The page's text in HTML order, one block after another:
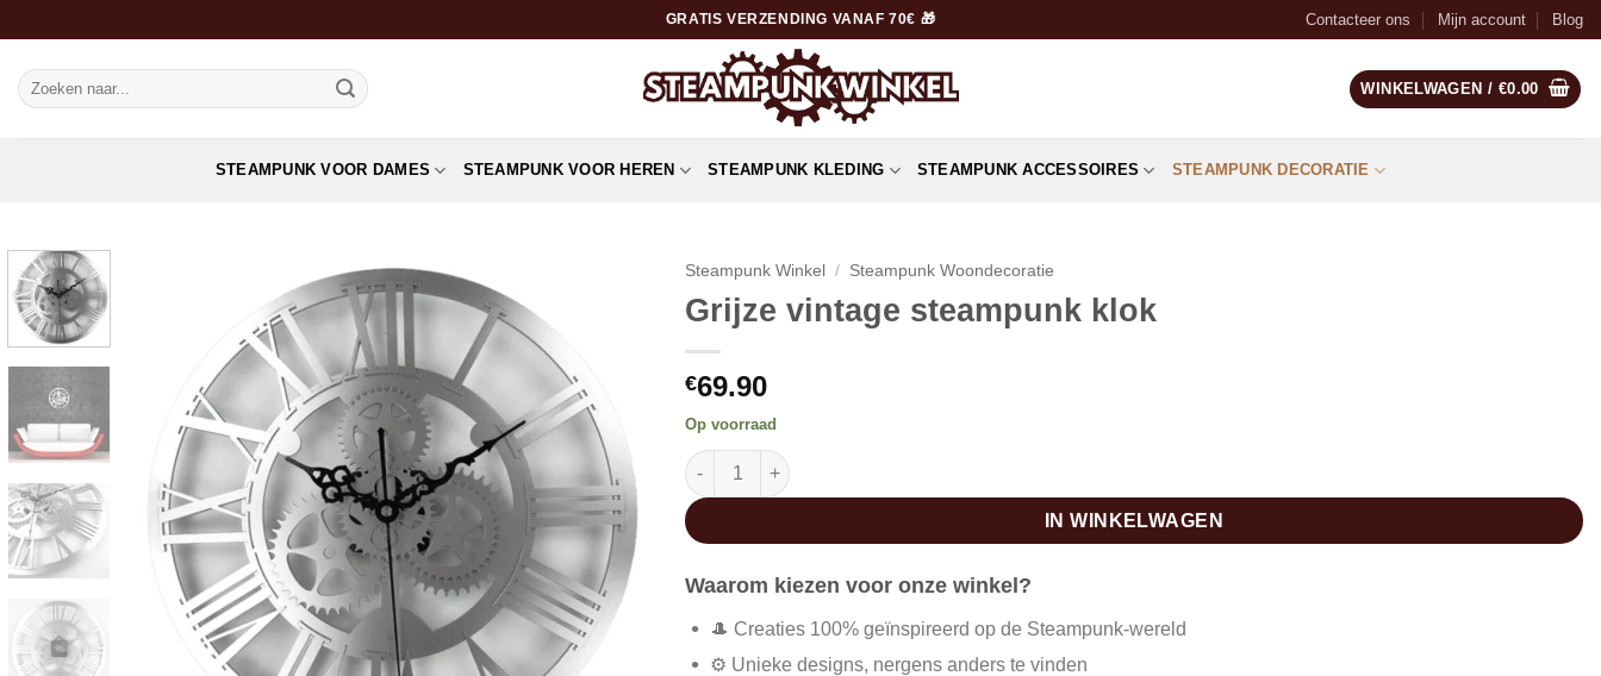
naar
inhoud
GRATIS VERZENDING VANAF 70€ 🎁 Contacteer ons Mijn account Blog
Zoeken
naar:
WINKELWAGEN / €0.00
STEAMPUNK VOOR DAMES STEAMPUNK VOOR HEREN STEAMPUNK KLEDING STEAMPUNK ACCESSOIRES STEAMPUNK DECORATIE
Steampunk Winkel / Steampunk Woondecoratie
Grijze vintage steampunk klok
€69.90
Op voorraad
Grijze vintage steampunk klok aantal
IN WINKELWAGEN
Waarom kiezen voor onze winkel?
🎩 Creaties 100% geïnspireerd op de Steampunk-wereld
⚙️ Unieke designs, nergens anders te vinden